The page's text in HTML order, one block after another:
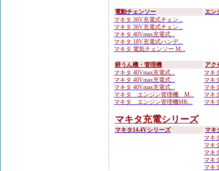
電動チェンソー
マキタ 36V充電式チェン...
マキタ 36V充電式チェン...
マキタ 40Vmax充電式...
マキタ 18V充電式ハンデ...
マキタ 電気チェンソー M...
エン
耕うん機・管理機
マキタ 40Vmax充電式...
マキタ 40Vmax充電式...
マキタ 40Vmax充電式...
マキタ エンジン管理機 M...
マキタ エンジン管理機MK...
アク
マキ
マキ
マキ
マキ
マキ
マキタ充電シリーズ
マキタ14.4Vシリーズ
マキ
マキ
マキ
マキ
マキ
マキ